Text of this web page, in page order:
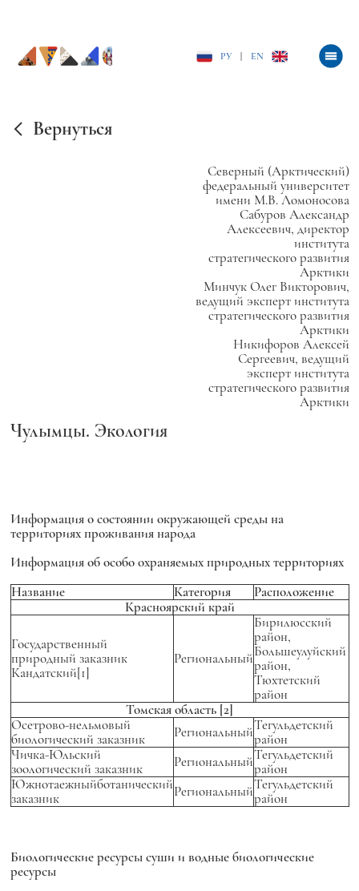
РУ EN
Вернуться
Северный (Арктический)
федеральный университет
имени М.В. Ломоносова
Сабуров Александр
Алексеевич, директор
института
стратегического развития
Арктики
Минчук Олег Викторович,
ведущий эксперт института
стратегического развития
Арктики
Никифоров Алексей
Сергеевич, ведущий
эксперт института
стратегического развития
Арктики
Чулымцы. Экология
Информация о состоянии окружающей среды на
территориях проживания народа
Информация об особо охраняемых природных территориях
Название
Категория
Расположение
Красноярский край
Государственный
природный заказник
Кандатский[1]
Региональный
Бирилюсский
район,
Большеулуйский
район,
Тюхтетский
район
Томская область [2]
Осетрово-нельмовый
биологический заказник
РегиональныйТегульдетский
район
Чичка-Юльский
зоологический заказник
РегиональныйТегульдетский
район
Южнотаежныйботанический
заказник
РегиональныйТегульдетский
район
Биологические ресурсы суши и водные биологические
ресурсы